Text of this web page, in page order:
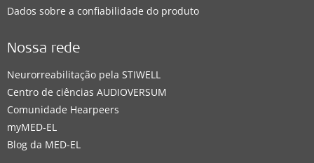
Dados sobre a confiabilidade do produto
Nossa rede
Neurorreabilitação pela STIWELL
Centro de ciências AUDIOVERSUM
Comunidade Hearpeers
myMED‑EL
Blog da MED-EL